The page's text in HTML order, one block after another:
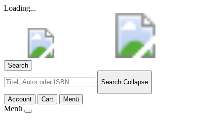
Loading...
Search
for:
Search Collapse
Account Cart Menü
Menü